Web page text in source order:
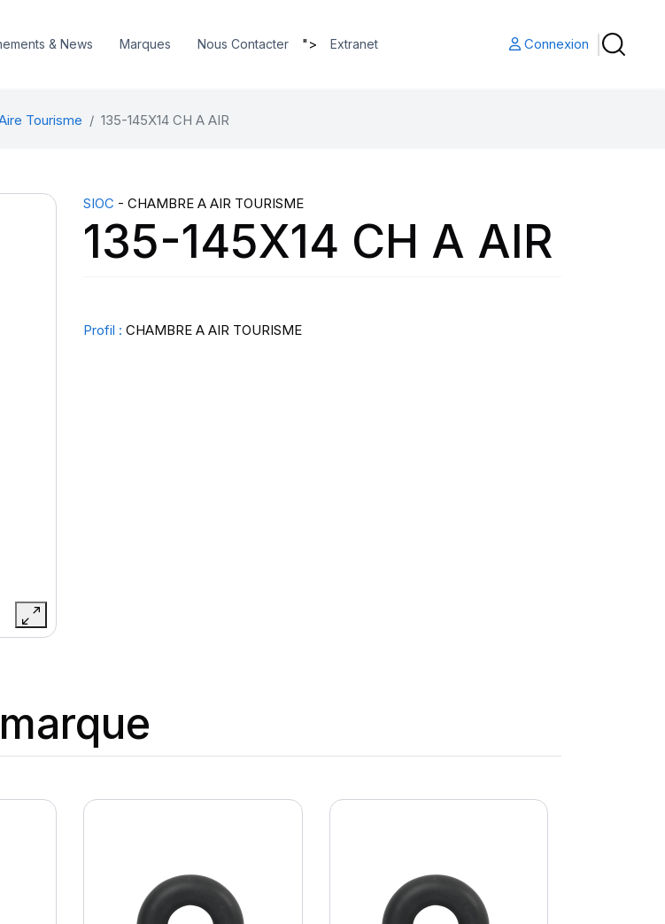
& News Marques Nous Contacter "> Extranet Connexion
Tourisme 135-145X14 CH A AIR
SIOC - CHAMBRE A AIR TOURISME
135-145X14 CH A AIR
Profil : CHAMBRE A AIR TOURISME